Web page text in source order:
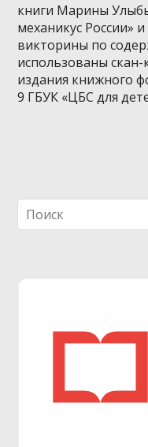
книги Марины
механикус России»
викторины по
использованы
издания книжного
9 ГБУК «ЦБС для